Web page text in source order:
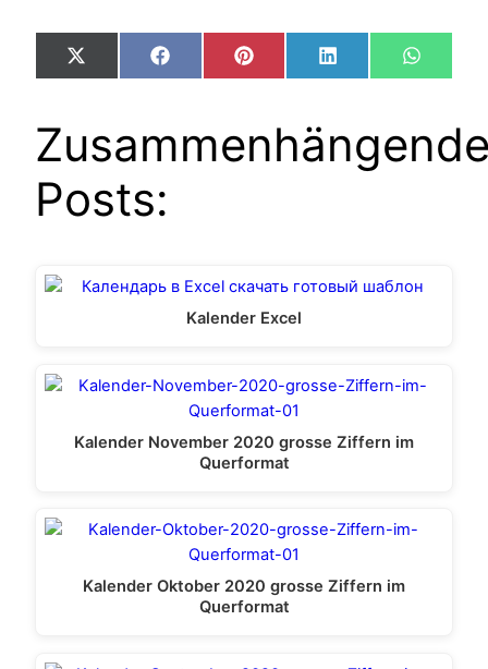
Share
on
X
(Twitter)
Share
on
FacebookShare
on
Pinterest Share
on
LinkedIn Share
on
Posts:
Kalender Excel
Kalender November 2020 grosse Ziffern im
Querformat
Kalender Oktober 2020 grosse Ziffern im
Querformat